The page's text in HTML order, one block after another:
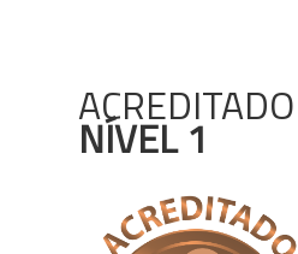
ACREDITADO
NÍVEL 1